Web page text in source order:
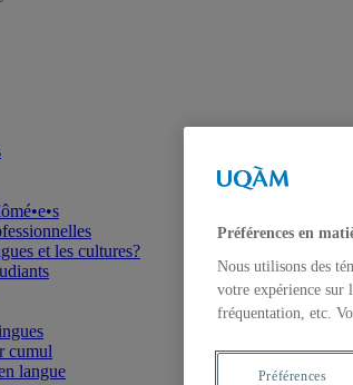
et les cultures?
cumul
langue
Préférences en
Nous utilisons des
votre expérience sur
fréquentation, etc.
Préférences